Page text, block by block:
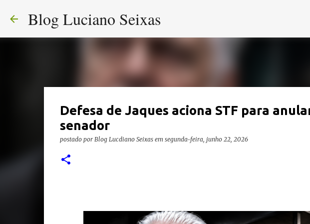
Blog Luciano Seixas
Defesa de Jaques aciona STF para
senador
postado por Blog Lucdiano Seixas em segunda-feira, junho 22, 2026